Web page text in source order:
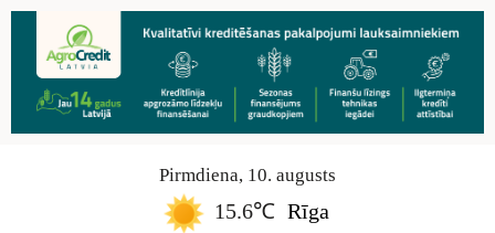
Pirmdiena, 10. augusts
15.6℃ Rīga